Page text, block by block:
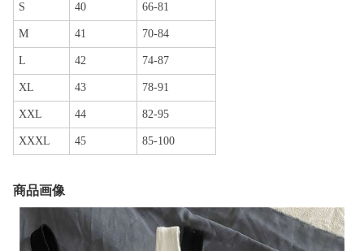
S 40 66-81
M 41 70-84
L 42 74-87
XL 43 78-91
XXL 44 82-95
XXXL 45 85-100
商品画像